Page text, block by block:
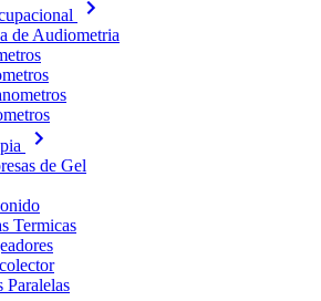
de Audiometria
de Gel
Termicas
Paralelas